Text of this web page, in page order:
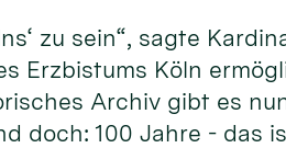
zu sein“, sagte
Erzbistums Köln
Archiv gibt es
doch: 100 Jahre - das